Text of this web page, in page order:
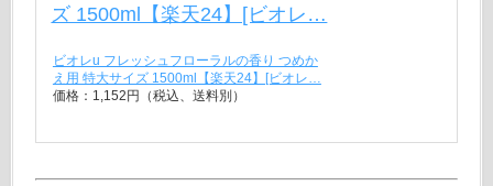
ビオレu フレッシュフローラルの香り つめか
え用 特大サイズ 1500ml【楽天24】[ビオレ…
価格：1,152円（税込、送料別）